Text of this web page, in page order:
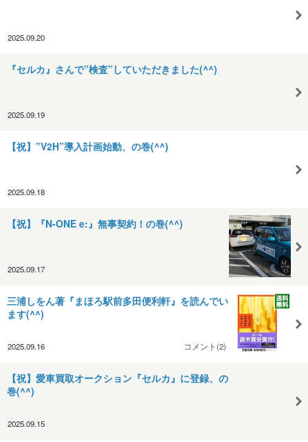
2025.09.20
『セルカ』さんで”検査”していただきました(^^)
2025.09.19
【祝】”V2H”導入計画始動、の巻(^^)
2025.09.18
【祝】『N-ONE e:』無事契約！の巻(^^)
2025.09.17
三浦しをん著『まほろ駅前多田便利軒』を読んでい
ます(^^)
2025.09.16 コメント(2)
【祝】愛車買取オークション『セルカ』に登録、の
巻(^^)
2025.09.15